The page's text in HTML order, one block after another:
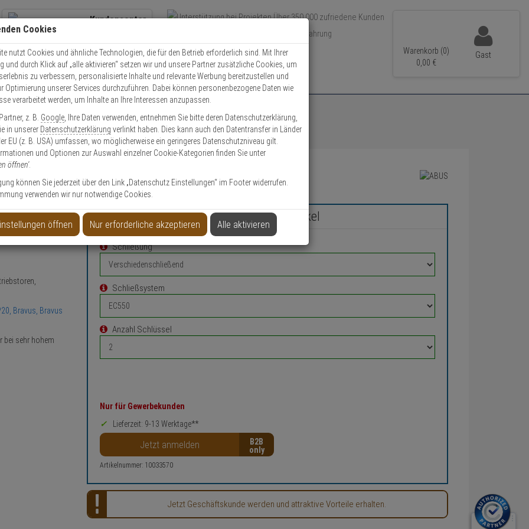
Kundencenter
Kontaktservice nutzen
Mo. - Do.: 8:00 - 16:30 Fr. 8:00 - 14:00 Uhr
Über 350.000 zufriedene Kunden
Über 15 Jahre Erfahrung
Schneller Versand
Warenkorb (0)
0, 00 €
Gast
ABUS 83 Submariner 83WPIB/53 Vorhangschloss
Vorhangschloss
Bravus, Bravus
bei sehr hohem
Konfigurieren Sie Ihren persönlichen Artikel
Schließung
Schließsystem
Anzahl Schlüssel
Nur für Gewerbekunden
Lieferzeit: 9-13 Werktage**
Jetzt anmelden B2B
Artikelnummer: 10033570
Jetzt Geschäftskunde werden und attraktive Vorteile erhalten.
Cookies
nutzt Cookies und ähnliche Technologien, die für den Betrieb erforderlich sind. Mit Ihrer
und durch Klick auf „alle aktivieren“ setzen wir und unsere Partner zusätzliche Cookies, um
zu verbessern, personalisierte Inhalte und relevante Werbung bereitzustellen und
Optimierung unserer Services durchzuführen. Dabei können personenbezogene Daten wie
verarbeitet werden, um Inhalte an Ihre Interessen anzupassen.
z. B. Google , Ihre Daten verwenden, entnehmen Sie bitte deren Datenschutzerklärung,
in unserer Datenschutzerklärung verlinkt haben. Dies kann auch den Datentransfer in Länder
EU (z. B. USA) umfassen, wo möglicherweise ein geringeres Datenschutzniveau gilt.
und Optionen zur Auswahl einzelner Cookie-Kategorien finden Sie unter
öffnen'.
können Sie jederzeit über den Link „Datenschutz Einstellungen“ im Footer widerrufen.
verwenden wir nur notwendige Cookies.
öffnen Nur erforderliche akzeptieren Alle aktivieren